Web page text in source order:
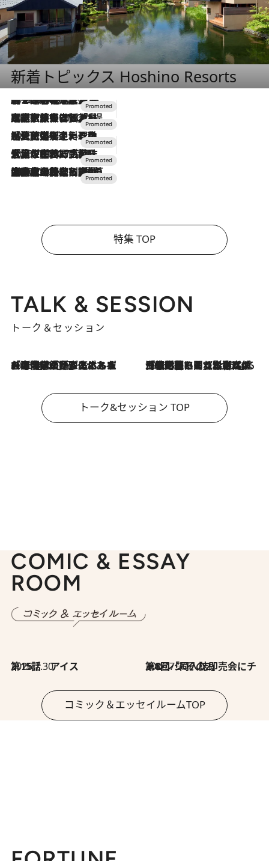
新着トピックス Hoshino Resorts
2026.8.7
【トンボの足水浴】ヒノキの香りに包まれて涼感マックス！約13℃の湧水かけ流しを避暑地「星野温泉 トンボの湯」で体験
2026.7.31
【ホテル帰省】という選択肢をOMOが提案。家族とほどよい距離を保つには「昼は実家、夜は気兼ねなくホテルで！」
2026.7.24
【夏限定ディナーコース】旬を迎える稚鮎や花ズッキーニなどをイタリア・トスカーナの郷土料理の手法で満喫！
2026.7.17
「土佐和ハーブかき氷」がOMO7高知に登場！生姜、山椒、大葉など目にも舌にも涼を呼ぶ郷土の味
2026.7.10
NEW OPEN！【界 草津】名湯の地に誕生。趣の異なる2種の温泉と上州ならではの会席・蕎麦割烹など美食を味わう究極の癒やし旅
特集 TOP
TALK & SESSION
トーク＆セッション
2026.8.3
「今後値上げがあるとすれば…」「リスクがあるのは今年の冬」エネルギー専門家が語る、ホルムズ海峡封鎖が家庭にもたらす“ある心配” 2026.8.3
「住宅建てられない…」「サーチャージ料の高値が続いている」ホルムズ海峡封鎖による影響はいつまで続く？《エネルギー専門家に聞く“どうなる日本の暮らし”》
トーク&セッション TOP
COMIC & ESSAY
ROOM
2026.7.30
第15話 アイス 2026.7.30
第8回「同人誌即売会にチャレンジ その2」
コミック＆エッセイルームTOP